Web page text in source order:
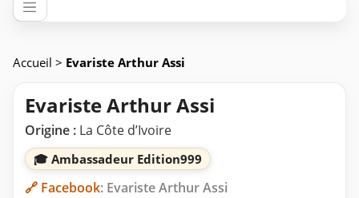
Accueil > Evariste Arthur Assi
Evariste Arthur Assi
Origine : La Côte d’Ivoire
🎓 Ambassadeur Edition999
🔗 Facebook: Evariste Arthur Assi